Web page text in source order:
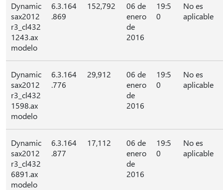
Dynamic
sax2012
r3_cl432
1243.ax
modelo
6.3.164
.869
152,792
06 de
enero
de
2016
19:5
0
No es
aplicable
Dynamic
sax2012
r3_cl432
1598.ax
modelo
6.3.164
.776
29,912
06 de
enero
de
2016
19:5
0
No es
aplicable
Dynamic
sax2012
r3_cl432
6891.ax
modelo
6.3.164
.877
17,112
06 de
enero
de
2016
19:5
0
No es
aplicable